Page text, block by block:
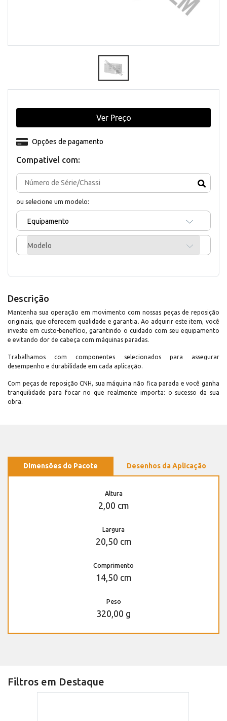
Compativel com:
ou selecione um modelo:
Equipamento
Modelo
Opções de pagamento
Ver Preço
Descrição
Mantenha sua operação em movimento com nossas peças de reposição
originais, que oferecem qualidade e garantia. Ao adquirir este item, você
investe em custo-benefício, garantindo o cuidado com seu equipamento
e evitando dor de cabeça com máquinas paradas.
Trabalhamos com componentes selecionados para assegurar
desempenho e durabilidade em cada aplicação.
Com peças de reposição CNH, sua máquina não fica parada e você ganha
tranquilidade para focar no que realmente importa: o sucesso da sua
obra.
Dimensões do Pacote Desenhos da Aplicação
Altura
2,00 cm
Largura
20,50 cm
Comprimento
14,50 cm
Peso
320,00 g
Filtros em Destaque